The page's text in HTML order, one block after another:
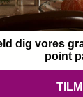
dig vores
point